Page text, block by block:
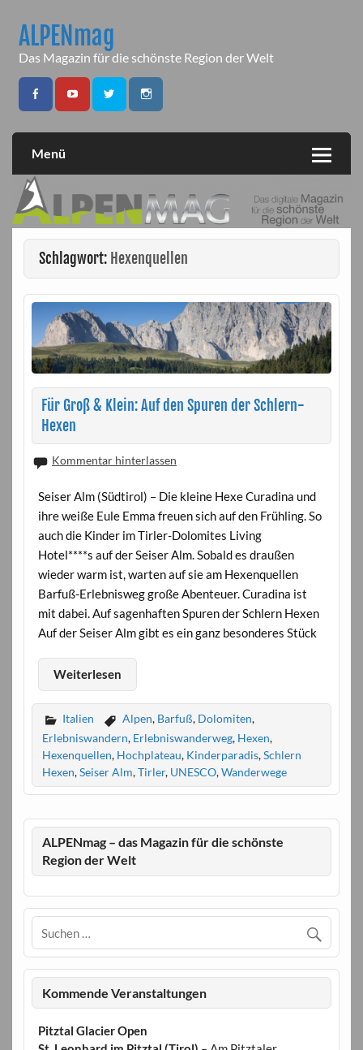
contentALPENmag
Das Magazin für die schönste Region der Welt
Menü
Schlagwort: Hexenquellen
Für Groß & Klein: Auf den Spuren der Schlern-
Hexen
Kommentar hinterlassen
Seiser Alm (Südtirol) – Die kleine Hexe Curadina und
ihre weiße Eule Emma freuen sich auf den Frühling. So
auch die Kinder im Tirler-Dolomites Living
Hotel****s auf der Seiser Alm. Sobald es draußen
wieder warm ist, warten auf sie am Hexenquellen
Barfuß-Erlebnisweg große Abenteuer. Curadina ist
mit dabei. Auf sagenhaften Spuren der Schlern Hexen
Auf der Seiser Alm gibt es ein ganz besonderes Stück
Weiterlesen
Italien Alpen, Barfuß, Dolomiten,
Erlebniswandern, Erlebniswanderweg, Hexen,
Hexenquellen, Hochplateau, Kinderparadis,Schlern
Hexen,Seiser Alm,Tirler, UNESCO,Wanderwege
ALPENmag – das Magazin für die schönste
Region der Welt
Kommende Veranstaltungen
Pitztal Glacier Open